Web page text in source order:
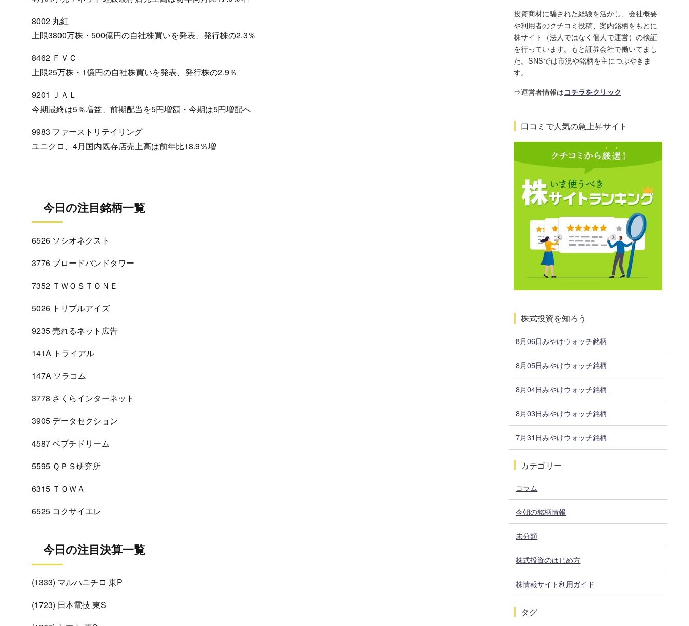
8002 丸紅
上限3800万株・500億円の自社株買いを発表、発行株の2.3％
8462 ＦＶＣ
上限25万株・1億円の自社株買いを発表、発行株の2.9％
9201 ＪＡＬ
今期最終は5％増益、前期配当を5円増額・今期は5円増配へ
9983 ファーストリテイリング
ユニクロ、4月国内既存店売上高は前年比18.9％増
今日の注目銘柄一覧
6526 ソシオネクスト
3776 ブロードバンドタワー
7352 ＴＷＯＳＴＯＮＥ
5026 トリプルアイズ
9235 売れるネット広告
141A トライアル
147A ソラコム
3778 さくらインターネット
3905 データセクション
4587 ペプチドリーム
5595 ＱＰＳ研究所
6315 ＴＯＷＡ
6525 コクサイエレ
今日の注目決算一覧
(1333) マルハニチロ 東P
(1723) 日本電技 東S
投資商材に騙された経験を活かし、会社概要
や利用者のクチコミ投稿、案内銘柄をもとに
株サイト（法人ではなく個人で運営）の検証
を行っています。もと証券会社で働いてまし
た。SNSでは市況や銘柄を主につぶやきま
す。
⇒運営者情報はコチラをクリック
口コミで人気の急上昇サイト
株式投資を知ろう
8月06日みやけウォッチ銘柄
8月05日みやけウォッチ銘柄
8月04日みやけウォッチ銘柄
8月03日みやけウォッチ銘柄
7月31日みやけウォッチ銘柄
カテゴリー
コラム
今朝の銘柄情報
未分類
株式投資のはじめ方
株情報サイト利用ガイド
タグ